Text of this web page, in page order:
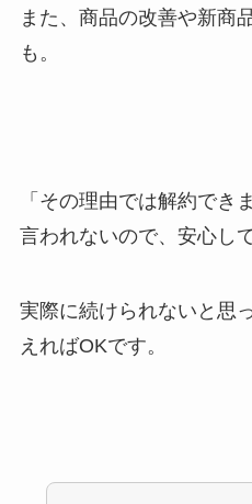
また、商品の改善や新商
も。
「その理由では解約でき
言われないので、安心し
実際に続けられないと思
えればOKです。